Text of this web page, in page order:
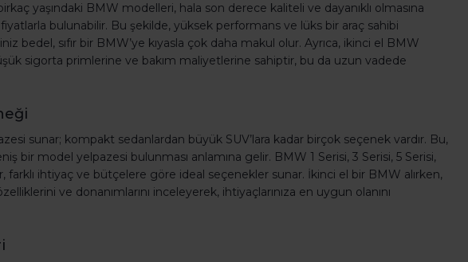
yaşındaki BMW modelleri, hala son derece kaliteli ve dayanıklı olmasına
bulunabilir. Bu şekilde, yüksek performans ve lüks bir araç sahibi
bedel, sıfır bir BMW’ye kıyasla çok daha makul olur. Ayrıca, ikinci el BMW
sigorta primlerine ve bakım maliyetlerine sahiptir, bu da uzun vadede
sunar; kompakt sedanlardan büyük SUV’lara kadar birçok seçenek vardır. Bu,
bir model yelpazesi bulunması anlamına gelir. BMW 1 Serisi, 3 Serisi, 5 Serisi,
farklı ihtiyaç ve bütçelere göre ideal seçenekler sunar. İkinci el bir BMW alırken,
ve donanımlarını inceleyerek, ihtiyaçlarınıza en uygun olanını